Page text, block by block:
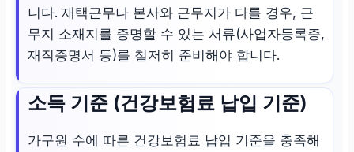
니다. 재택근무나 본사와 근무지가 다를 경우, 근
무지 소재지를 증명할 수 있는 서류(사업자등록증,
재직증명서 등)를 철저히 준비해야 합니다.
소득 기준 (건강보험료 납입 기준)
가구원 수에 따른 건강보험료 납입 기준을 충족해